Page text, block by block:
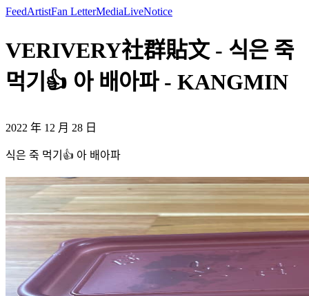
FeedArtistFan LetterMediaLiveNotice
VERIVERY社群貼文 - 식은 죽
먹기👍 아 배아파 - KANGMIN
2022 年 12 月 28 日
식은 죽 먹기👍 아 배아파